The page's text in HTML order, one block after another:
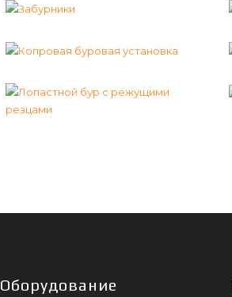
Оборудование